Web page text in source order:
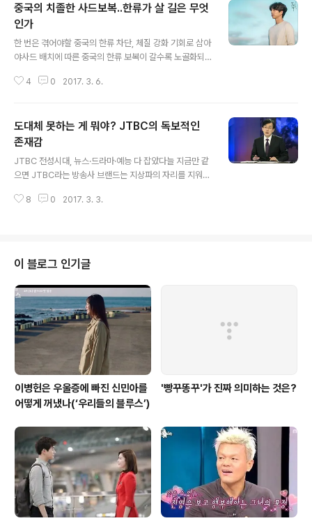
중국의 치졸한 사드보복..한류가 살 길은 무엇
인가
한 번은 겪어야할 중국의 한류 차단, 체질 강화 기회로 삼아
야사드 배치에 따른 중국의 한류 보복이 갈수록 노골화되
았지만, 이제는 아예 내 놓고 하는 수준이다. 사실상 한류가
근 화제작으로 떠올랐던 가 사드 보복으로 인해 공식적인
루트를 찾지 못했음에도 불구하고 중국 인터넷 사이트로
흘러들어가던 그 흐름조차 막혀버렸다. 중국의 대표적 동
영상 서비스 플랫폼인 유쿠(優酷)와 투더우(土豆), 아이치
인기 한류 콘텐츠도 사라졌다. 한 때 차이나 드림을 꿈꾸던
4 0 2017. 3. 6.
도대체 못하는 게 뭐야? JTBC의 독보적인
존재감
JTBC 전성시대, 뉴스·드라마·예능 다 잡았다늘 지금만 같
으면 JTBC라는 방송사 브랜드는 지상파의 자리를 지워버
면 뉴스, 드라마면 드라마, 예능이면 예능 모든 분야에서 독
이다. 손석희 앵커가 영입된 후 JTBC의 보도부문은 그간
지상파 뉴스들이 언론을 역할을 제대로 하지 못하던 그 빈
자리를 채워왔다. 공영방송이 국민의 눈과 귀가 되어주지
못하고 있다는 것을 알고 있는 시청자들에게는 JTBC 이
반가울 수밖에 없었다. 직접 팽목항까지 내려가서 끝까지
보도했던 세월호 참사 보도는..
8 0 2017. 3. 3.
이 블로그 인기글
이병헌은 우울증에 빠진 신민아를
어떻게 꺼냈나(‘우리들의 블루스’)
'빵꾸똥꾸'가 진짜 의미하는 것은?